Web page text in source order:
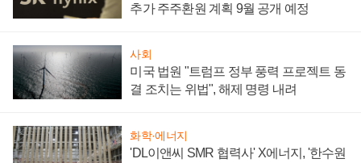
추가 주주환원 계획 9월 공개 예정
사회
미국 법원 "트럼프 정부 풍력 프로젝트 동
결 조치는 위법", 해제 명령 내려
화학·에너지
'DL이앤씨 SMR 협력사' X에너지, '한수원